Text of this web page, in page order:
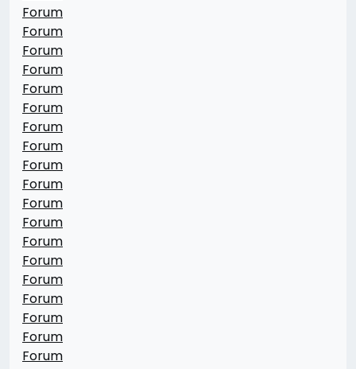
Forum
Forum
Forum
Forum
Forum
Forum
Forum
Forum
Forum
Forum
Forum
Forum
Forum
Forum
Forum
Forum
Forum
Forum
Forum